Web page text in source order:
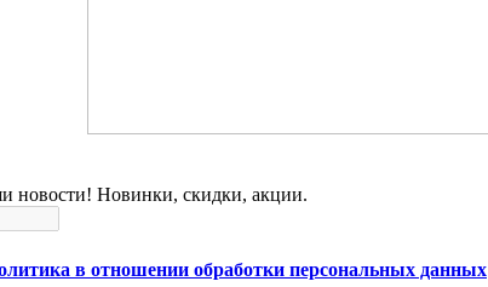
новости! Новинки, скидки, акции.
в отношении обработки персональных данных